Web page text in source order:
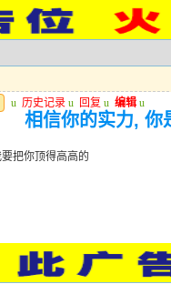
u 历史记录 u 回复 u 编辑 u
相信你的实力, 你
把你顶得高高的